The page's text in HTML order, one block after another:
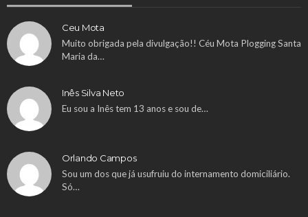
Ceu Mota
Muito obrigada pela divulgação!! Céu Mota Plogging Santa
Maria da…
Inês Silva Neto
Eu sou a Inês tem 13 anos e sou de…
Orlando Campos
Sou um dos que já usufruiu do internamento domiciliário.
Só…